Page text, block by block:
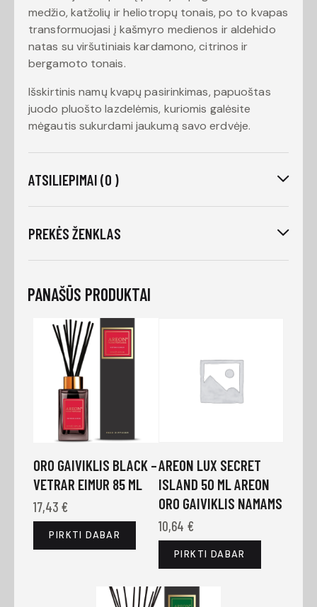
medžio, katžolių ir heliotropų tonais, po to kvapas
transformuojasi į kašmyro medienos ir aldehido
natas su viršutiniais kardamono, citrinos ir
bergamoto tonais.
Išskirtinis namų kvapų pasirinkimas, papuoštas
juodo pluošto lazdelėmis, kuriomis galėsite
mėgautis sukurdami jaukumą savo erdvėje.
ATSILIEPIMAI (0 )
PREKĖS ŽENKLAS
PANAŠŪS PRODUKTAI
ORO GAIVIKLIS BLACK –
VETRAR EIMUR 85 ML
17,43 €
PIRKTI DABAR
AREON LUX SECRET
ISLAND 50 ML AREON
ORO GAIVIKLIS NAMAMS
10,64 €
PIRKTI DABAR